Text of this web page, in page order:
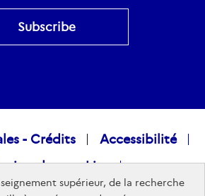
- Crédits
Accessibilité
des cookies
supérieur, de la recherche